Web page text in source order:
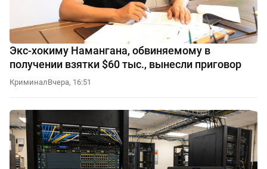
Экс-хокиму Намангана, обвиняемому в
получении взятки $60 тыс., вынесли приговор
КриминалВчера, 16:51